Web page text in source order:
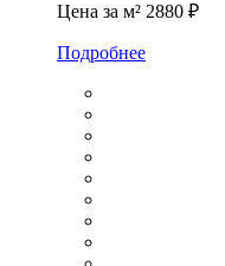
Цена за м² 2880 ₽
Подробнее